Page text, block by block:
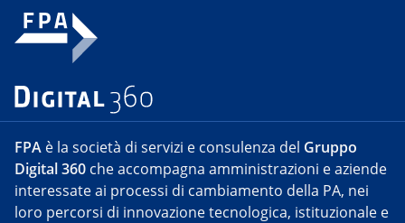
FPA è la società di servizi e consulenza del Gruppo
Digital 360 che accompagna amministrazioni e aziende
interessate ai processi di cambiamento della PA, nei
loro percorsi di innovazione tecnologica, istituzionale e